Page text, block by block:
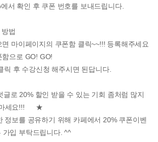
서 확인 후 쿠폰 번호를 보내드립니다.
법
마이페이지의 쿠폰함 클릭~~!!! 등록해주세요
으로 GO! GO!
릭 후 수강신청 해주시면 된답니다.
20% 할인 받을 수 있는 기회 좀처럼 많지
마세요!!! ★
정보를 공유하기 위해 카페에서 20% 쿠폰이벤
입 부탁드립니다. ^^